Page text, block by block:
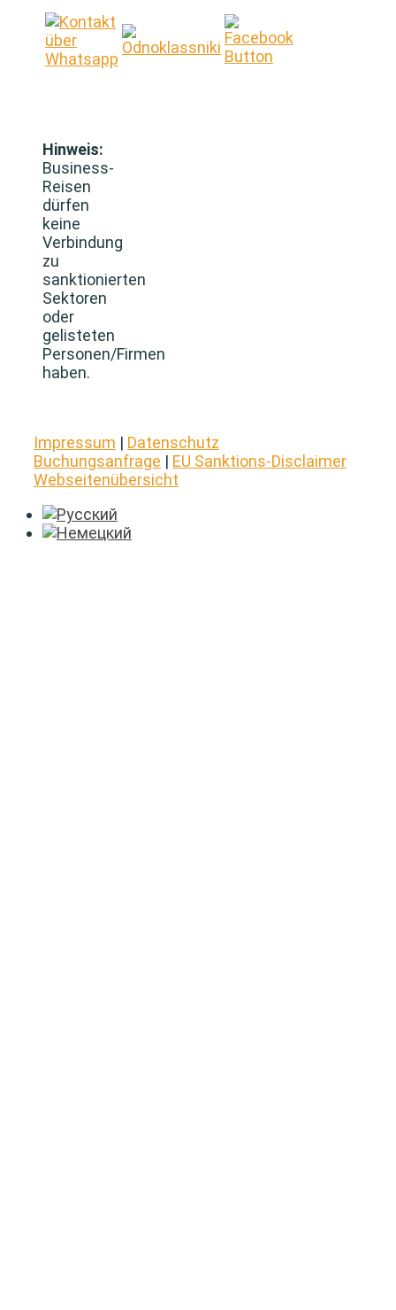
Hinweis:
Business-
Reisen
dürfen
keine
Verbindung
zu
sanktionierten
Sektoren
oder
gelisteten
Personen/Firmen
haben.
Impressum | Datenschutz
Buchungsanfrage | EU Sanktions-Disclaimer
Webseitenübersicht